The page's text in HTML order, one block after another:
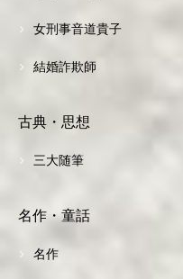
女刑事音道貴子
結婚詐欺師
古典・思想
三大随筆
名作・童話
名作